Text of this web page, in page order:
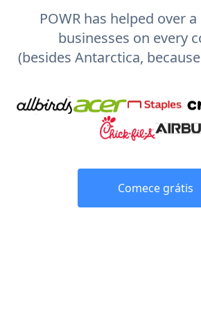
POWR has helped over
businesses on every
(besides Antarctica,
Comece grátis